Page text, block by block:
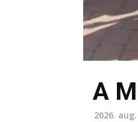
A
2026.